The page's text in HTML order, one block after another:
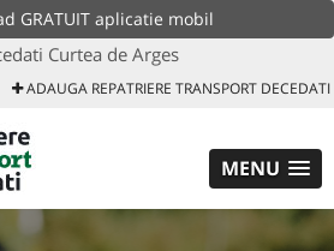
GRATUIT aplicatie mobil
Curtea de Arges
ADAUGA REPATRIERE TRANSPORT DECEDATI
MENU